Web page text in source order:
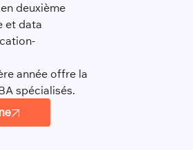
deuxième
et data
année offre la
spécialisés.